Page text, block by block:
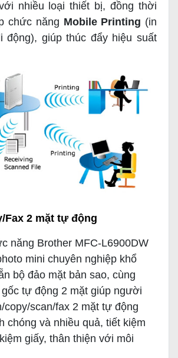
nhiều loại thiết bị, đồng thời
chức năng Mobile Printing (in
động), giúp thúc đẩy hiệu suất
Fax 2 mặt tự động
năng Brother MFC-L6900DW
mini chuyên nghiệp khổ
bộ đảo mặt bản sao, cùng
tự động 2 mặt giúp người
copy/scan/fax 2 mặt tự động
chóng và nhiều quả, tiết kiệm
giấy, thân thiện với môi